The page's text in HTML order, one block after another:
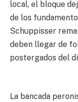
local, el bloque
de los
Schuppisser
deben llegar de
postergados del
La bancada